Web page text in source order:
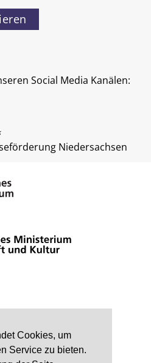
Cookies, um
Service zu bieten.
Social Media Kanälen:
Niedersachsen